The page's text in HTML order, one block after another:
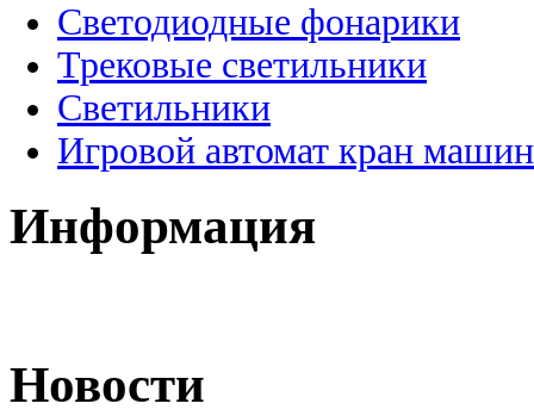
Светодиодные фонарики
Трековые светильники
Светильники
Игровой автомат кран
Информация
Новости